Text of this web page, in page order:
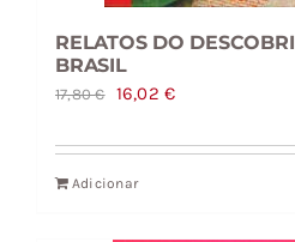
RELATOS DO
BRASIL
17,80€
O
original
era:
16,02€O
atual
Adicionar